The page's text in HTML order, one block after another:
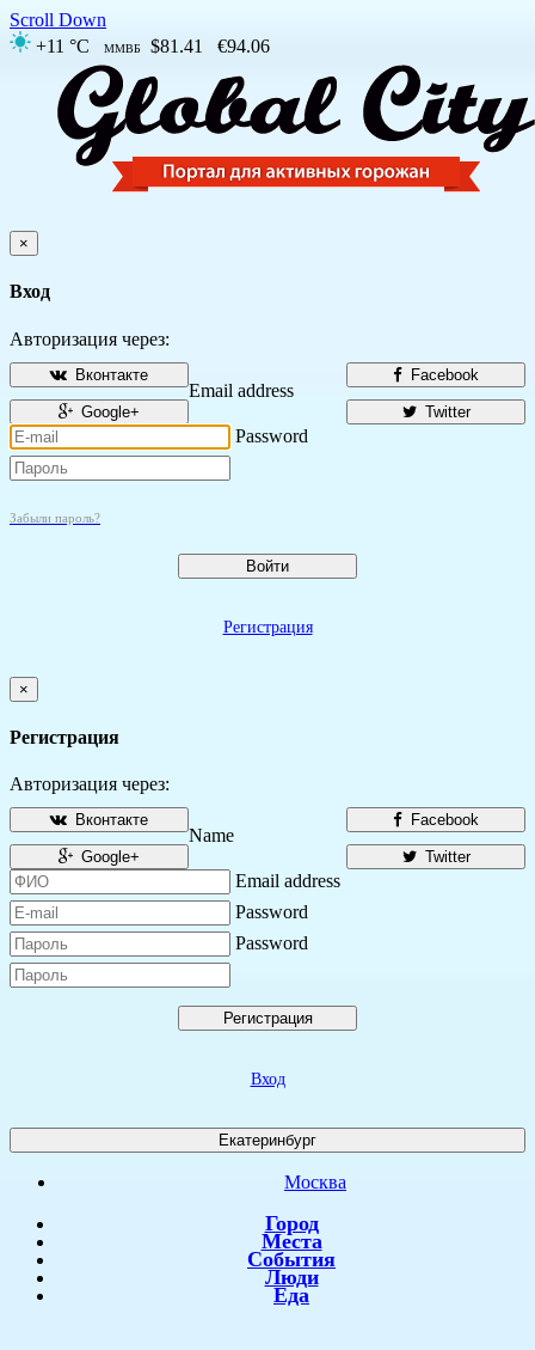
Scroll Down
+11 °C
ММВБ $81.41 €94.06
×
Вход
Авторизация через:
Facebook
Вконтакте
Twitter
Google+
Email address
Password
Забыли пароль?
Войти
Регистрация
×
Регистрация
Авторизация через:
Facebook
Вконтакте
Twitter
Google+
Name
Email address
Password
Password
Регистрация
Вход
Екатеринбург
Москва
Город
Места
События
Люди
Еда